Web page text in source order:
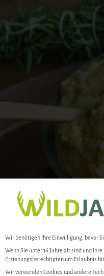
Wir benötigen Ihre Einwilligung, bevor
Wenn Sie unter 16 Jahre alt sind und
Erziehungsberechtigten um Erlaubnis
Wir verwenden Cookies und andere